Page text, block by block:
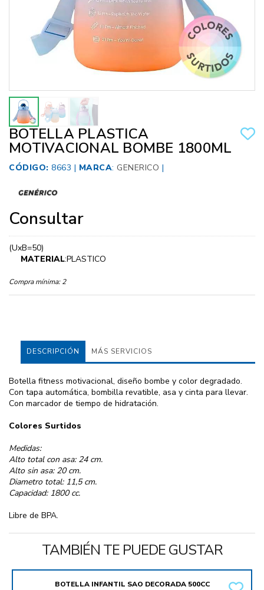
BOTELLA PLASTICA
MOTIVACIONAL BOMBE 1800ML
CÓDIGO: 8663 | MARCA: GENERICO |
Consultar
(UxB=50)
MATERIAL:PLASTICO
Compra mínima: 2
DESCRIPCIÓN MÁS SERVICIOS
Botella fitness motivacional, diseño bombe y color degradado.
Con tapa automática, bombilla revatible, asa y cinta para llevar.
Con marcador de tiempo de hidratación.
Colores Surtidos
Medidas:
Alto total con asa: 24 cm.
Alto sin asa: 20 cm.
Diametro total: 11,5 cm.
Capacidad: 1800 cc.
Libre de BPA.
TAMBIÉN TE PUEDE GUSTAR
BOTELLA INFANTIL SAO DECORADA 500CC